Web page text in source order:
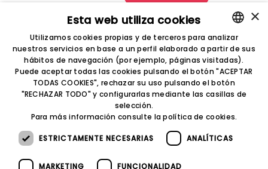
Pº Constitución, 24
50008, Zaragoza
+34 876 66 15 16
Asesoría
fiscal
laboral
contable
SPANISH
ENGLISH
×
Esta web utiliza cookies
Utilizamos cookies propias y de terceros para analizar
nuestros servicios en base a un perfil elaborado a partir de sus
hábitos de navegación (por ejemplo, páginas visitadas).
Puede aceptar todas las cookies pulsando el botón "ACEPTAR
TODAS COOKIES", rechazar su uso pulsando el botón
"RECHAZAR TODO" y configurarlas mediante las casillas de
selección.
Para más información consulte la política de cookies.
ESTRICTAMENTE NECESARIAS ANALÍTICAS
MARKETING FUNCIONALIDAD